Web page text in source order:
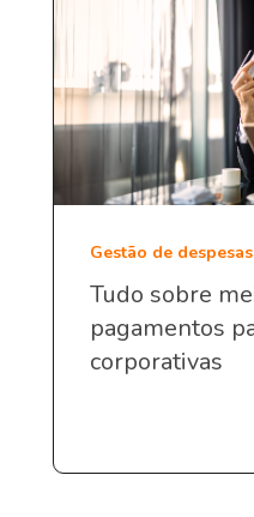
Gestão de
Tudo sobre
pagamentos
corporativas